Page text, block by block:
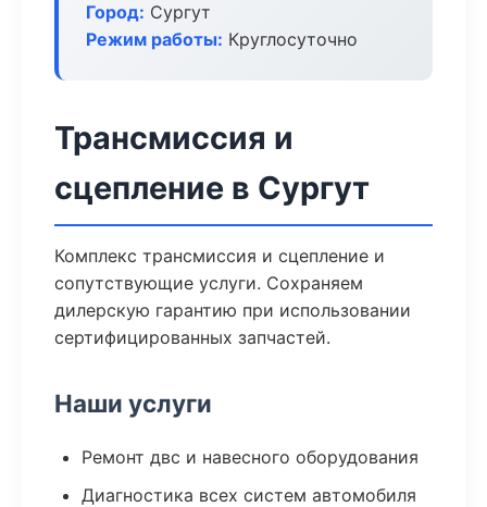
Город: Сургут
Режим работы: Круглосуточно
Трансмиссия и
сцепление в Сургут
Комплекс трансмиссия и сцепление и
сопутствующие услуги. Сохраняем
дилерскую гарантию при использовании
сертифицированных запчастей.
Наши услуги
Ремонт двс и навесного оборудования
Диагностика всех систем автомобиля